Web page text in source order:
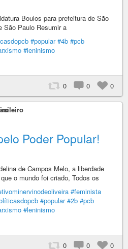
Boulos para prefeitura de São
São Paulo Resumir a
#popular #4b #pcb
#leninismo
0 0 0
Poder Popular!
de Campos Melo, a liberdade
o mundo foi criado, Todos os
#feminista
#popular #2b #pcb
#leninismo
0 0 0